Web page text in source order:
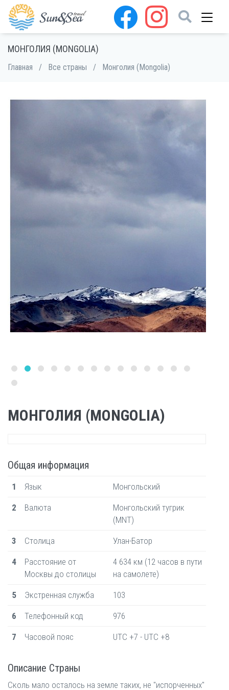
МОНГОЛИЯ (MONGOLIA)
Главная / Все страны / Монголия (Mongolia)
МОНГОЛИЯ (MONGOLIA)
Общая информация
1 Язык Монгольский
2 Валюта
Монгольский тугрик
(MNT)
3 Столица Улан-Батор
4
Расстояние от
Москвы до столицы
4 634 км (12 часов в пути
на самолете)
5 Экстренная служба 103
6 Телефонный код 976
7 Часовой пояс UTC +7 - UTC +8
Описание Страны
Сколь мало осталось на земле таких, не "испорченных"